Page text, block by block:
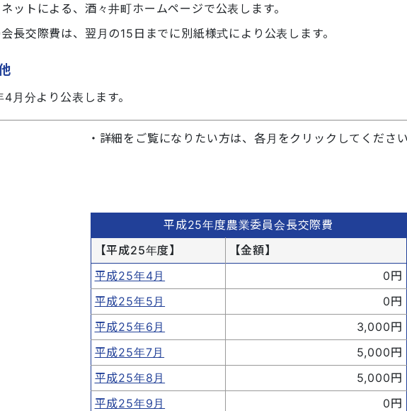
ットによる、酒々井町ホームページで公表します。
長交際費は、翌月の15日までに別紙様式により公表します。
月分より公表します。
・詳細をご覧になりたい方は、各月をクリックしてくださ
平成25年度農業委員会長交際費
【平成25年度】
【金額】
平成25年4月
0円
平成25年5月
0円
平成25年6月
3,000円
平成25年7月
5,000円
平成25年8月
5,000円
平成25年9月
0円